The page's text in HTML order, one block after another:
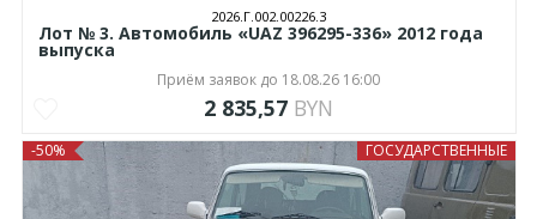
2026.Г.002.00226.3
Лот № 3. Автомобиль «UAZ 396295-336» 2012 года
выпуска
Приём заявок до 18.08.26 16:00
2 835,57 BYN
ГОСУДАРСТВЕННЫЕ
-50%